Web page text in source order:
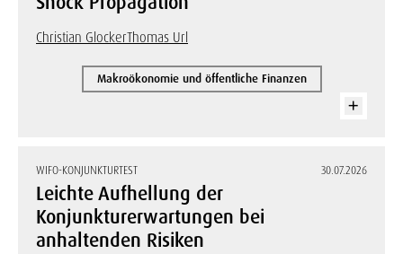
Christian GlockerThomas Url
Makroökonomie und öffentliche Finanzen
WIFO-KONJUNKTURTEST 30.07.2026
Leichte Aufhellung der
Konjunkturerwartungen bei
anhaltenden Risiken